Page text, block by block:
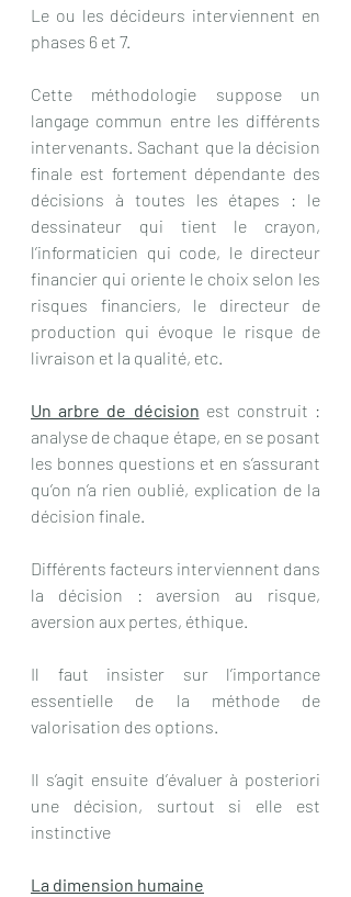
Le ou les décideurs interviennent en
phases 6 et 7.
Cette méthodologie suppose un
langage commun entre les différents
intervenants. Sachant que la décision
finale est fortement dépendante des
décisions à toutes les étapes : le
dessinateur qui tient le crayon,
l’informaticien qui code, le directeur
financier qui oriente le choix selon les
risques financiers, le directeur de
production qui évoque le risque de
livraison et la qualité, etc.
Un arbre de décision est construit :
analyse de chaque étape, en se posant
les bonnes questions et en s’assurant
qu’on n’a rien oublié, explication de la
décision finale.
Différents facteurs interviennent dans
la décision : aversion au risque,
aversion aux pertes, éthique.
Il faut insister sur l’importance
essentielle de la méthode de
valorisation des options.
Il s’agit ensuite d’évaluer à posteriori
une décision, surtout si elle est
instinctive
La dimension humaine